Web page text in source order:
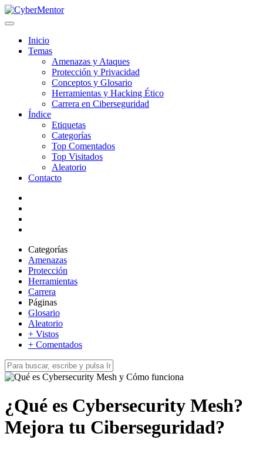
Inicio
Temas
Amenazas y Ataques
Protección y Privacidad
Conceptos y Glosario
Herramientas y Hacking Ético
Carrera en Ciberseguridad
Índice
Etiquetas
Categorías
Top Comentados
Top Visitados
Aleatorio
Contacto
Categorías
Amenazas
Protección
Herramientas
Carrera
Páginas
Glosario
Aleatorio
+ Vistos
+ Comentados
¿Qué es Cybersecurity Mesh?
Mejora tu Ciberseguridad?